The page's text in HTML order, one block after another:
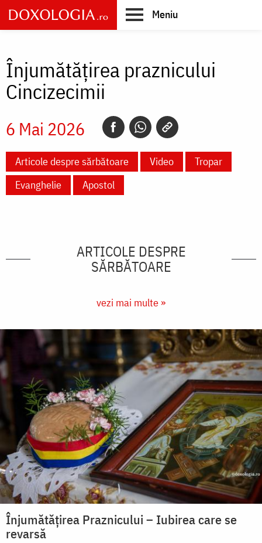
Skip
to
main
Meniu
Înjumătățirea praznicului
Cincizecimii
6 Mai 2026
Articole despre sărbătoare Video
Tropar
Evanghelie
Apostol
ARTICOLE DESPRE
SĂRBĂTOARE
vezi mai multe »
Înjumătățirea Praznicului – Iubirea care se
revarsă